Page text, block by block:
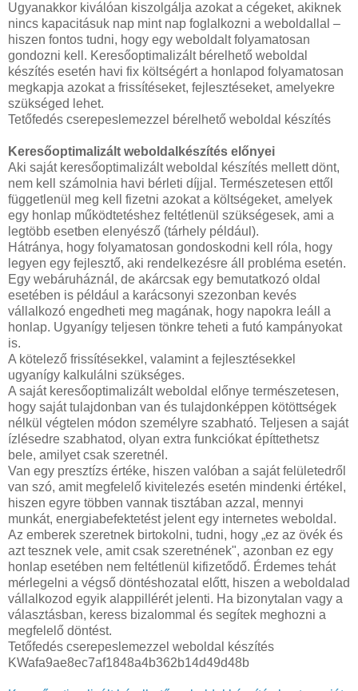
Ugyanakkor kiválóan kiszolgálja azokat a cégeket, akiknek
nincs kapacitásuk nap mint nap foglalkozni a weboldallal –
hiszen fontos tudni, hogy egy weboldalt folyamatosan
gondozni kell. Keresőoptimalizált bérelhető weboldal
készítés esetén havi fix költségért a honlapod folyamatosan
megkapja azokat a frissítéseket, fejlesztéseket, amelyekre
szükséged lehet.
Tetőfedés cserepeslemezzel bérelhető weboldal készítés
Keresőoptimalizált weboldalkészítés előnyei
Aki saját keresőoptimalizált weboldal készítés mellett dönt,
nem kell számolnia havi bérleti díjjal. Természetesen ettől
függetlenül meg kell fizetni azokat a költségeket, amelyek
egy honlap működtetéshez feltétlenül szükségesek, ami a
legtöbb esetben elenyésző (tárhely például).
Hátránya, hogy folyamatosan gondoskodni kell róla, hogy
legyen egy fejlesztő, aki rendelkezésre áll probléma esetén.
Egy webáruháznál, de akárcsak egy bemutatkozó oldal
esetében is például a karácsonyi szezonban kevés
vállalkozó engedheti meg magának, hogy napokra leáll a
honlap. Ugyanígy teljesen tönkre teheti a futó kampányokat
is.
A kötelező frissítésekkel, valamint a fejlesztésekkel
ugyanígy kalkulálni szükséges.
A saját keresőoptimalizált weboldal előnye természetesen,
hogy saját tulajdonban van és tulajdonképpen kötöttségek
nélkül végtelen módon személyre szabható. Teljesen a saját
ízlésedre szabhatod, olyan extra funkciókat építtethetsz
bele, amilyet csak szeretnél.
Van egy presztízs értéke, hiszen valóban a saját felületedről
van szó, amit megfelelő kivitelezés esetén mindenki értékel,
hiszen egyre többen vannak tisztában azzal, mennyi
munkát, energiabefektetést jelent egy internetes weboldal.
Az emberek szeretnek birtokolni, tudni, hogy „ez az övék és
azt tesznek vele, amit csak szeretnének", azonban ez egy
honlap esetében nem feltétlenül kifizetődő. Érdemes tehát
mérlegelni a végső döntéshozatal előtt, hiszen a weboldalad
vállalkozod egyik alappillérét jelenti. Ha bizonytalan vagy a
választásban, keress bizalommal és segítek meghozni a
megfelelő döntést.
Tetőfedés cserepeslemezzel weboldal készítés
KWafa9ae8ec7af1848a4b362b14d49d48b